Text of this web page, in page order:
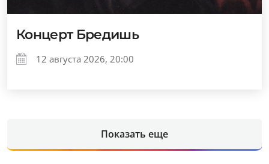
Концерт Бредишь
12 августа 2026, 20:00
Показать еще